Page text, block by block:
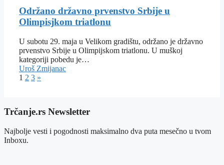
Održano državno prvenstvo Srbije u
Olimpisjkom triatlonu
U subotu 29. maja u Velikom gradištu, održano je državno
prvenstvo Srbije u Olimpijskom triatlonu. U muškoj
kategoriji pobedu je…
Uroš Zmijanac
1 2 3 »
Trčanje.rs Newsletter
Najbolje vesti i pogodnosti maksimalno dva puta mesečno u tvom
Inboxu.